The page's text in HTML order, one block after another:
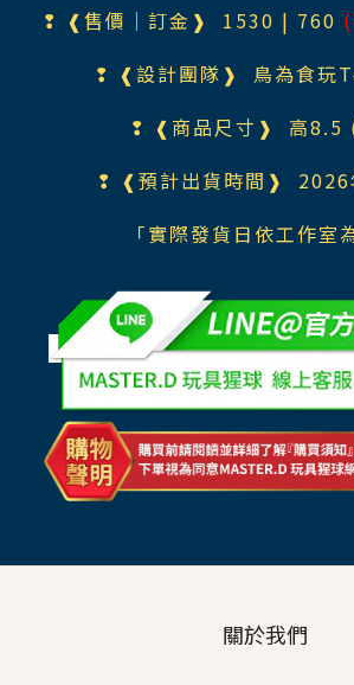
❢ ❰售價｜訂金❱ 1530 | 760
❢ ❰設計團隊❱ 鳥為食玩
❢ ❰商品尺寸❱ 高8.5
❢ ❰預計出貨時間❱ 2026
「實際發貨日依工作室
關於我們